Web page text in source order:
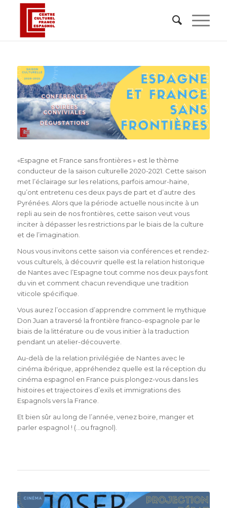
«Espagne et France sans frontières » est le thème
conducteur de la saison culturelle 2020-2021. Cette saison
met l’éclairage sur les relations, parfois amour-haine,
qu’ont entretenu ces deux pays de part et d’autre des
Pyrénées. Alors que la période actuelle nous incite à un
repli au sein de nos frontières, cette saison veut vous
inciter à dépasser les restrictions par le biais de la culture
et de l’imagination.
Nous vous invitons cette saison via conférences et rendez-
vous culturels, à découvrir quelle est la relation historique
de Nantes avec l’Espagne tout comme nos deux pays font
du vin et comment chacun revendique une tradition
viticole spécifique.
Vous aurez l’occasion d’apprendre comment le mythique
Don Juan a traversé la frontière franco-espagnole par le
biais de la littérature ou de vous initier à la traduction
pendant un atelier-découverte.
Au-delà de la relation privilégiée de Nantes avec le
cinéma ibérique, appréhendez quelle est la réception du
cinéma espagnol en France puis plongez-vous dans les
histoires et trajectoires d’exils et immigrations des
Espagnols vers la France.
Et bien sûr au long de l’année, venez boire, manger et
parler espagnol ! (…ou fragnol).